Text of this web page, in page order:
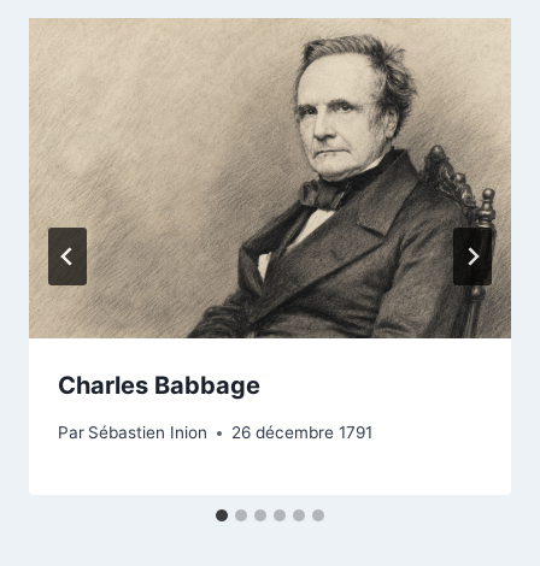
Charles Babbage
Par Sébastien Inion 26 décembre 1791